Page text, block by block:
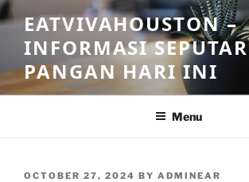
Skip
to
content
EATVIVAHOUSTON –
INFORMASI SEPUTAR
PANGAN HARI INI
Menu
POSTED
OCTOBER 27, 2024 BY ADMINEAR